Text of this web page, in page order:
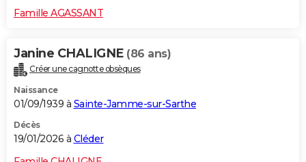
Famille AGASSANT
Janine CHALIGNE (86 ans)
Créer une cagnotte obsèques
Naissance
01/09/1939 à Sainte-Jamme-sur-Sarthe
Décès
19/01/2026 à Cléder